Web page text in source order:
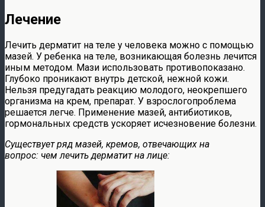
Лечение
Лечить дерматит на теле у человека можно с помощью
мазей. У ребенка на теле, возникающая болезнь лечится
иным методом. Мази использовать противопоказано.
Глубоко проникают внутрь детской, нежной кожи.
Нельзя предугадать реакцию молодого, неокрепшего
организма на крем, препарат. У взрослогопроблема
решается легче. Применение мазей, антибиотиков,
гормональных средств ускоряет исчезновение болезни.
Существует ряд мазей, кремов, отвечающих на
вопрос: чем лечить дерматит на лице: